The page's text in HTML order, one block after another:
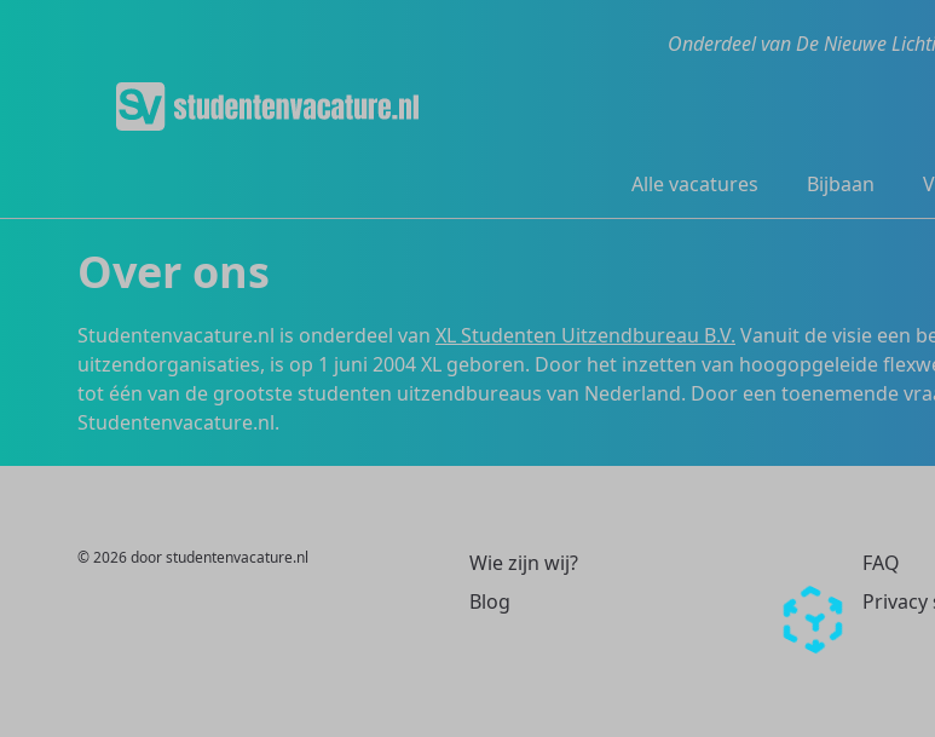
Onderdeel van De Nieuwe
Alle vacatures Bijbaan
Over ons
Studentenvacature.nl is onderdeel van XL Studenten Uitzendbureau B.V. Vanuit de visie een
uitzendorganisaties, is op 1 juni 2004 XL geboren. Door het inzetten van hoogopgeleide
tot één van de grootste studenten uitzendbureaus van Nederland. Door een toenemende
Studentenvacature.nl.
© 2026 door studentenvacature.nl
Wie zijn wij?
Blog
FAQ